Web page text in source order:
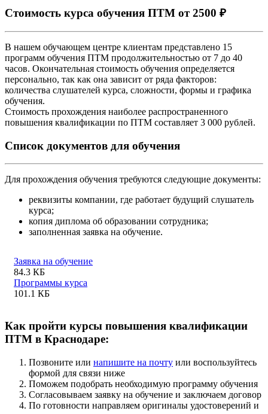
Стоимость курса обучения ПТМ от 2500 ₽
В нашем обучающем центре клиентам представлено 15
программ обучения ПТМ продолжительностью от 7 до 40
часов. Окончательная стоимость обучения определяется
персонально, так как она зависит от ряда факторов:
количества слушателей курса, сложности, формы и графика
обучения.
Стоимость прохождения наиболее распространенного
повышения квалификации по ПТМ составляет 3 000 рублей.
Список документов для обучения
Для прохождения обучения требуются следующие документы:
реквизиты компании, где работает будущий слушатель
курса;
копия диплома об образовании сотрудника;
заполненная заявка на обучение.
Заявка на обучение
84.3 КБ
Программы курса
101.1 КБ
Как пройти курсы повышения квалификации
ПТМ в Краснодаре:
Позвоните или напишите на почту или воспользуйтесь
формой для связи ниже
Поможем подобрать необходимую программу обучения
Согласовываем заявку на обучение и заключаем договор
По готовности направляем оригиналы удостоверений и